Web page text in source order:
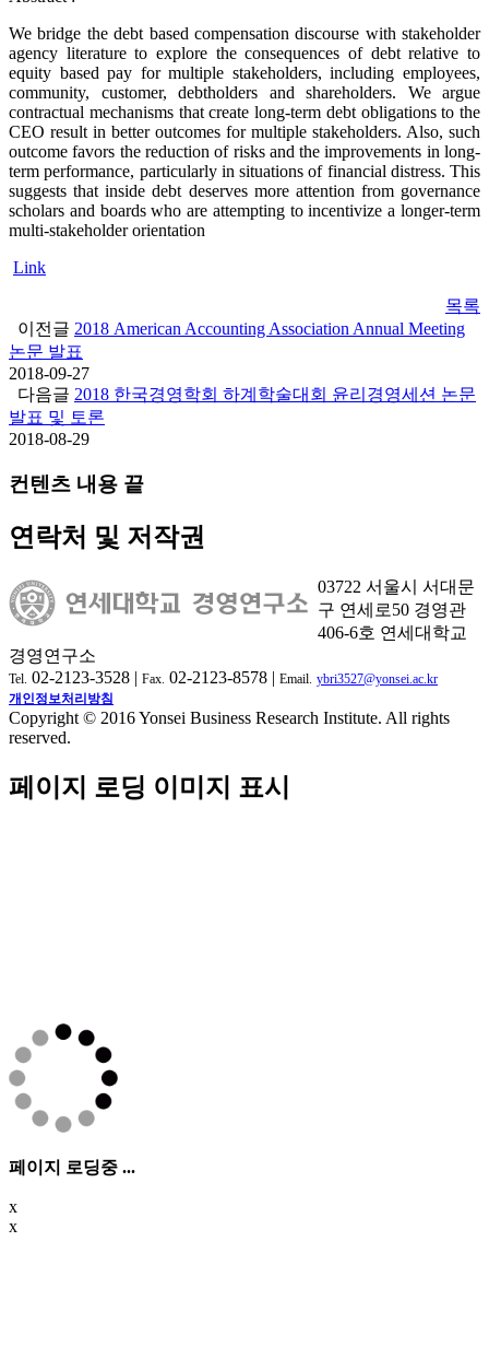
We bridge the debt based compensation discourse with stakeholder
agency literature to explore the consequences of debt relative to
equity based pay for multiple stakeholders, including employees,
community, customer, debtholders and shareholders. We argue
contractual mechanisms that create long-term debt obligations to the
CEO result in better outcomes for multiple stakeholders. Also, such
outcome favors the reduction of risks and the improvements in long-
term performance, particularly in situations of financial distress. This
suggests that inside debt deserves more attention from governance
scholars and boards who are attempting to incentivize a longer-term
multi-stakeholder orientation
Link
목록
이전글 2018 American Accounting Association Annual Meeting
논문 발표
2018-09-27
다음글 2018 한국경영학회 하계학술대회 윤리경영세션 논문
발표 및 토론
2018-08-29
컨텐츠 내용 끝
연락처 및 저작권
03722 서울시 서대문
구 연세로50 경영관
406-6호 연세대학교
경영연구소
Tel. 02-2123-3528 | Fax. 02-2123-8578 | Email. ybri3527@yonsei.ac.kr
개인정보처리방침
Copyright © 2016 Yonsei Business Research Institute. All rights
reserved.
페이지 로딩 이미지 표시
페이지 로딩중 ...
x
x